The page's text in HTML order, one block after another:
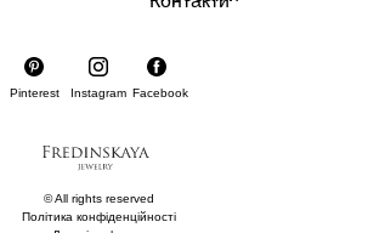
Pinterest Instagram
© All rights reserved
Політика конфіденційності
Facebook